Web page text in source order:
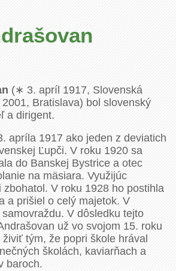
(∗ 3. apríl 1917, Slovenská
Bratislava) bol slovenský
a dirigent.
apríla 1917 ako jeden z deviatich
Ľupči. V roku 1920 sa
do Banskej Bystrice a otec
na mäsiara. Využijúc
V roku 1928 ho postihla
a prišiel o celý majetok. V
V dôsledku tejto
už vo svojom 15. roku
tým, že popri škole hrával
školách, kaviarňach a
baroch.